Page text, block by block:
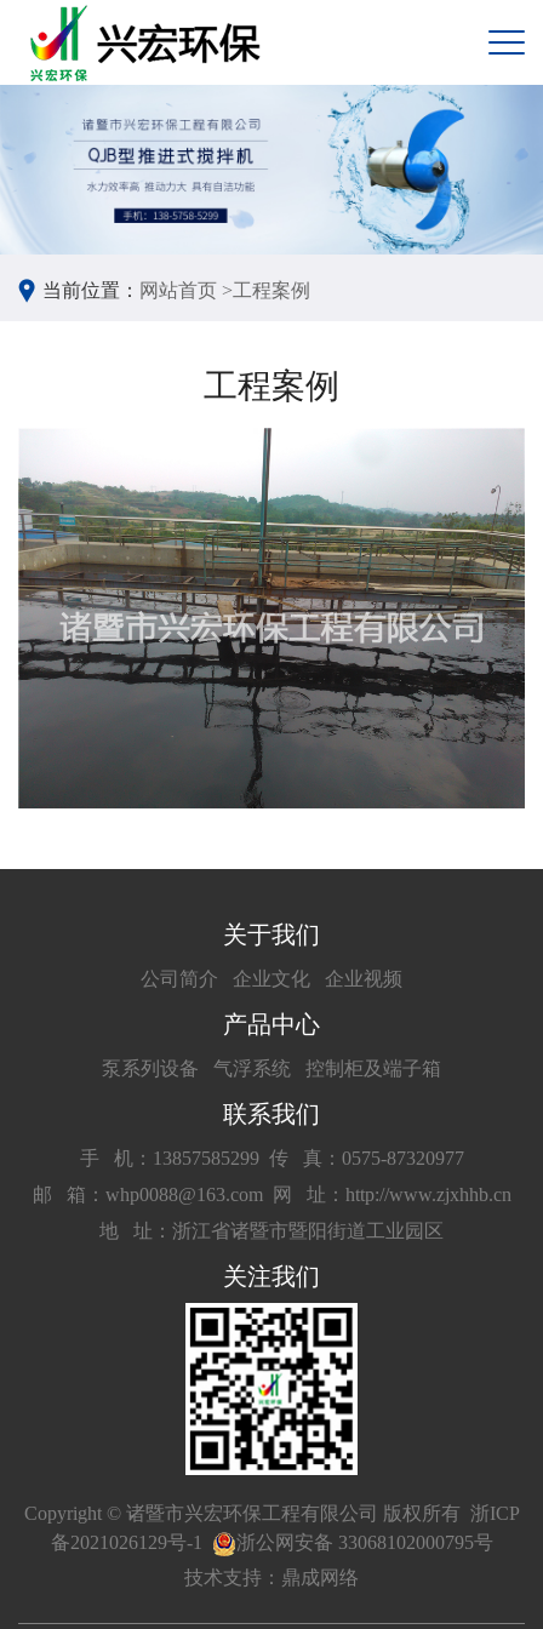
当前位置： 网站首页 >工程案例
工程案例
关于我们
公司简介 企业文化 企业视频
产品中心
泵系列设备 气浮系统 控制柜及端子箱
联系我们
手 机：13857585299 传 真：0575-87320977
邮 箱：whp0088@163.com
网 址：http://www.zjxhhb.cn
地 址：浙江省诸暨市暨阳街道工业园区
关注我们
Copyright © 诸暨市兴宏环保工程有限公司 版权所有 浙ICP
备2021026129号-1
浙公网安备 33068102000795号
技术支持：鼎成网络